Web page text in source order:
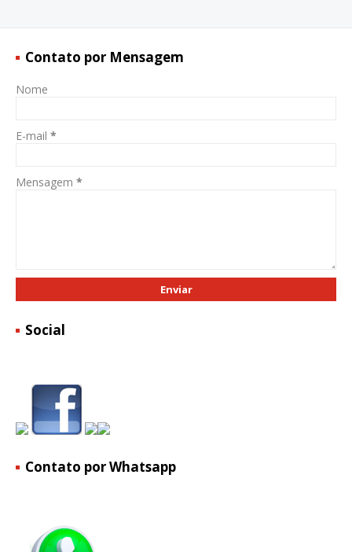
Contato por Mensagem
Nome
E-mail *
Mensagem *
Social
Contato por Whatsapp